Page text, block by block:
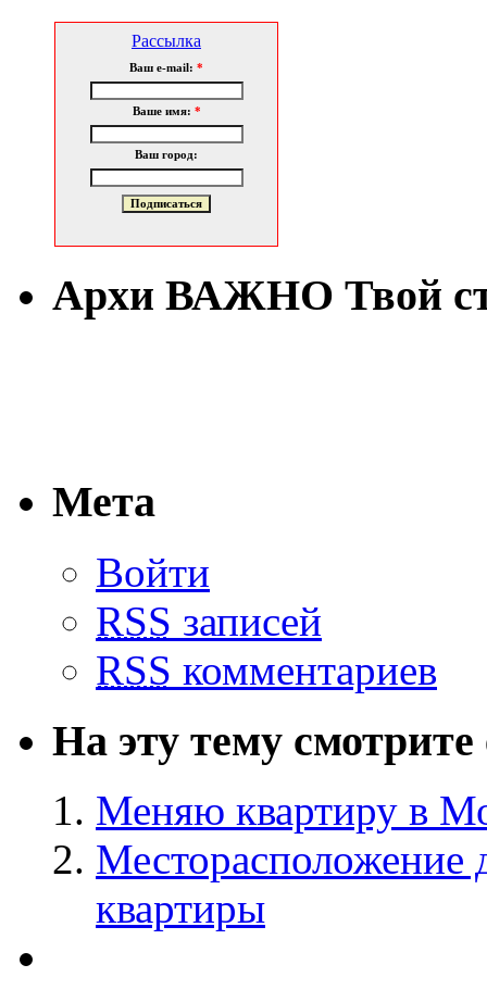
Рассылка
Ваш e-mail: *
Ваше имя: *
Ваш город:
Архи ВАЖНО Твой
Мета
Войти
RSS записей
RSS комментариев
На эту тему
Меняю квартиру в
Месторасположение
квартиры